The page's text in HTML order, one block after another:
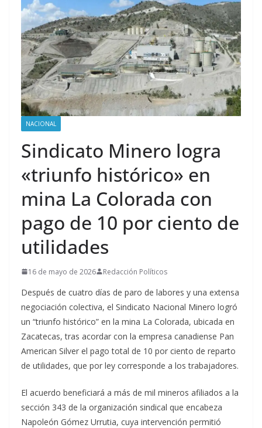
NACIONAL
Sindicato Minero logra
«triunfo histórico» en
mina La Colorada con
pago de 10 por ciento de
utilidades
16 de mayo de 2026 Redacción Políticos
Después de cuatro días de paro de labores y una extensa
negociación colectiva, el Sindicato Nacional Minero logró
un “triunfo histórico” en la mina La Colorada, ubicada en
Zacatecas, tras acordar con la empresa canadiense Pan
American Silver el pago total de 10 por ciento de reparto
de utilidades, que por ley corresponde a los trabajadores.
El acuerdo beneficiará a más de mil mineros afiliados a la
sección 343 de la organización sindical que encabeza
Napoleón Gómez Urrutia, cuya intervención permitió